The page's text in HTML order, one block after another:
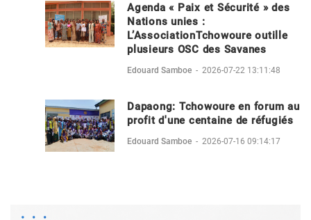
Agenda « Paix et Sécurité » des
Nations unies :
L’AssociationTchowoure outille
plusieurs OSC des Savanes
Edouard Samboe - 2026-07-22 13:11:48
Dapaong: Tchowoure en forum au
profit d'une centaine de réfugiés
Edouard Samboe - 2026-07-16 09:14:17